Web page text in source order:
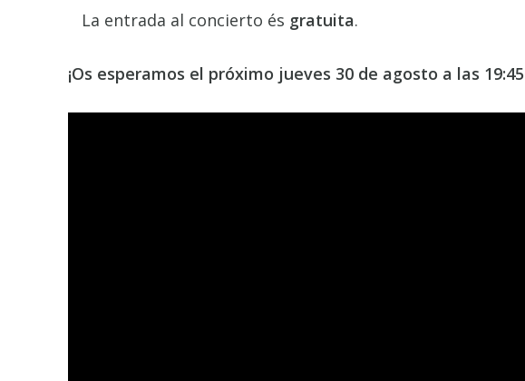
La entrada al concierto és gratuita.
¡Os esperamos el próximo jueves 30 de agosto a las